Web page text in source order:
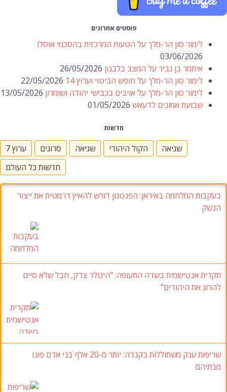
פוסטים אחרונים
לימור סון הר-מלך על הטעות המרכזית בהסכמי אוסלו
03/06/2026
איתמר בן גביר על המצב בלבנון 26/05/2026
לימור סון הר-מלך על חופש הביטוי וערוץ 14
22/05/2026
לימור סון הר-מלך על אויבים בכבישי יהודה ושומרון 13/05/2026
שבועת אמונים לדעאש 01/05/2026
חדשות
ערוץ 7 סרוגים שגיאה הקול היהודי
שגיאה
חדשות כל העולם
בעקבות המלחמה באיראן: הפנטגון דורש להאיץ דרמטית את ייצור
הנשק
תקרית אנטישמית בשדה התעופה: "היטלר צדק, חבל שלא סיים
להרוג את היהודים"
שריפות ענק משתוללות בקנדה: יותר מ-20 אלף בני אדם פונו
מבתיהם